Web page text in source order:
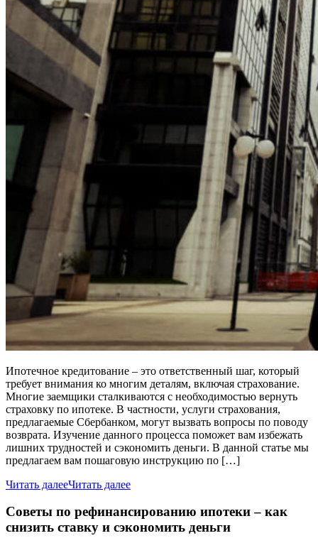
Ипотечное кредитование – это ответственный шаг, который
требует внимания ко многим деталям, включая страхование.
Многие заемщики сталкиваются с необходимостью вернуть
страховку по ипотеке. В частности, услуги страхования,
предлагаемые Сбербанком, могут вызвать вопросы по поводу
возврата. Изучение данного процесса поможет вам избежать
лишних трудностей и сэкономить деньги. В данной статье мы
предлагаем вам пошаговую инструкцию по […]
Читать далееЧитать далее
Советы по рефинансированию ипотеки – как
снизить ставку и сэкономить деньги